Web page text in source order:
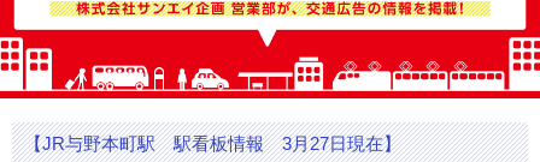
【JR与野本町駅 駅看板情報 3月27日現在】